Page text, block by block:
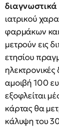
διαγνωστικά
ιατρικού
φαρμάκων
μετρούν εις
ετησίου
αμοιβή 100
εξοφλείται
κάρτας θα
κάλυψη του